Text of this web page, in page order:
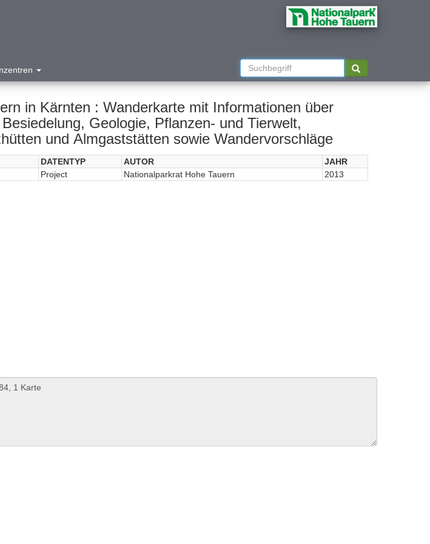
in Kärnten : Wanderkarte mit Informationen über
Geologie, Pflanzen- und Tierwelt,
und Almgaststätten sowie Wandervorschläge
DATENTYP AUTOR
JAHR
Project Nationalparkrat Hohe Tauern 2013